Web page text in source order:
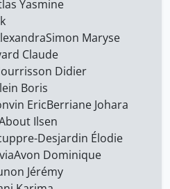
Yasmine
Simon Maryse
Claude
Didier
Boris
EricBerriane Johara
Ilsen
Desjardin Élodie
Avon Dominique
Jérémy